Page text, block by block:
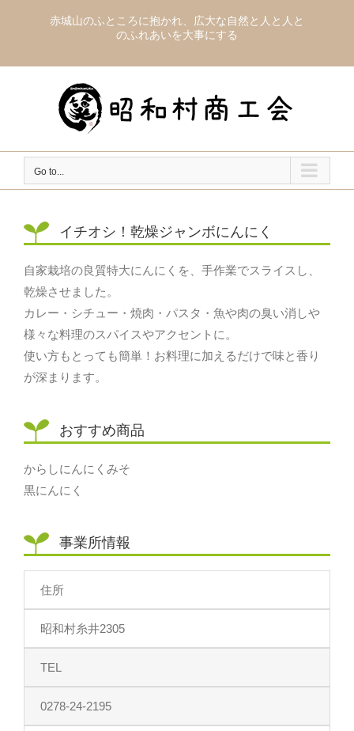
赤城山のふところに抱かれ、広大な自然と人と人と
のふれあいを大事にする
Go to...
イチオシ！乾燥ジャンボにんにく
自家栽培の良質特大にんにくを、手作業でスライスし、
乾燥させました。
カレー・シチュー・焼肉・パスタ・魚や肉の臭い消しや
様々な料理のスパイスやアクセントに。
使い方もとっても簡単！お料理に加えるだけで味と香り
が深まります。
おすすめ商品
からしにんにくみそ
黒にんにく
事業所情報
住所
昭和村糸井2305
TEL
0278-24-2195